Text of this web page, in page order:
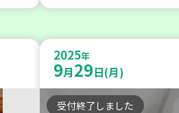
2025年
9月29日(月)
受付終了しました